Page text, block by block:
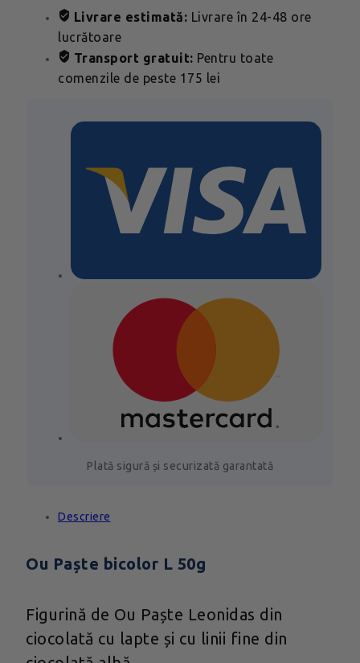
Livrare estimată: Livrare în 24-48 ore
lucrătoare
Transport gratuit: Pentru toate
comenzile de peste 175 lei
Plată sigură și securizată garantată
Descriere
Ou Paște bicolor L 50g
Figurină de Ou Paște Leonidas din
ciocolată cu lapte și cu linii fine din